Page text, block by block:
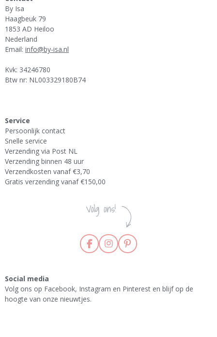
By Isa
Haagbeuk 79
1853 AD Heiloo
Nederland
Email: info@by-isa.nl
Kvk: 34246780
Btw nr: NL003329180B74
Service
Persoonlijk contact
Snelle service
Verzending via Post NL
Verzending binnen 48 uur
Verzendkosten vanaf €3,70
Gratis verzending vanaf €150,00
F
a
o
o
I
n
g
P
i
r
Social media
Volg ons op Facebook, Instagram en Pinterest en blijf op de
hoogte van onze nieuwtjes.